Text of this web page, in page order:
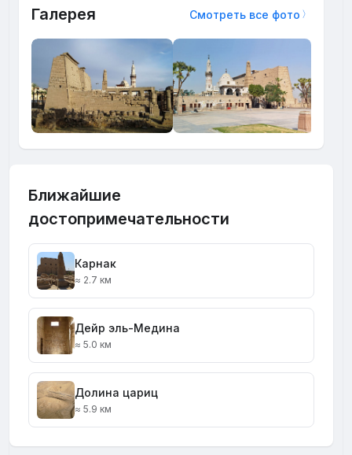
Галерея Смотреть все фото
Ближайшие
достопримечательности
Карнак
≈ 2.7 км
Дейр эль-Медина
≈ 5.0 км
Долина цариц
≈ 5.9 км